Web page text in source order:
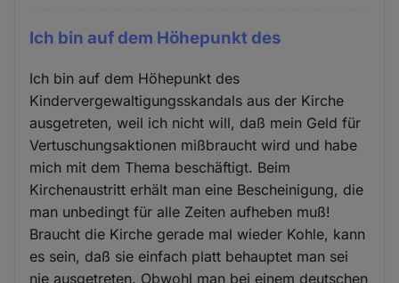
Ich bin auf dem Höhepunkt des
Ich bin auf dem Höhepunkt des
Kindervergewaltigungsskandals aus der Kirche
ausgetreten, weil ich nicht will, daß mein Geld für
Vertuschungsaktionen mißbraucht wird und habe
mich mit dem Thema beschäftigt. Beim
Kirchenaustritt erhält man eine Bescheinigung, die
man unbedingt für alle Zeiten aufheben muß!
Braucht die Kirche gerade mal wieder Kohle, kann
es sein, daß sie einfach platt behauptet man sei
nie ausgetreten. Obwohl man bei einem deutschen